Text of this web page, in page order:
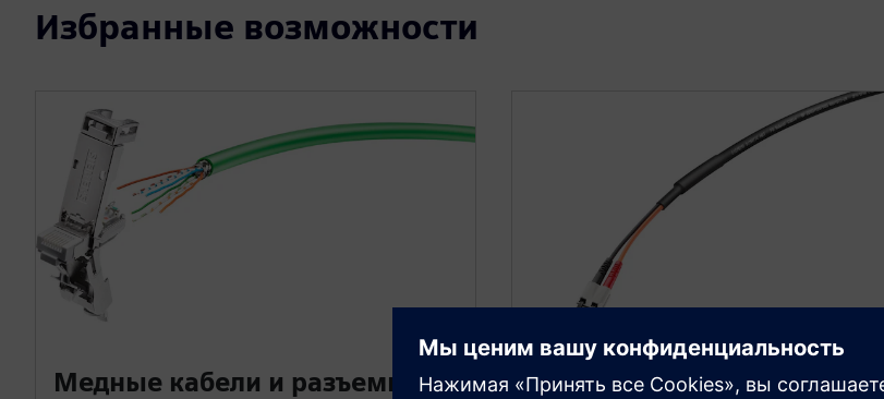
Избранные возможности
Медные кабели и разъемы
Оптоволоконные кабели и